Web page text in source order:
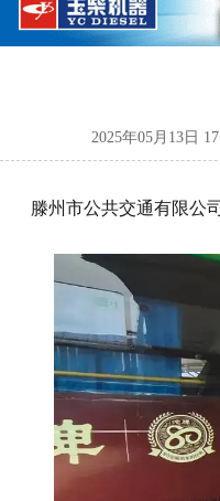
今日生效！新《安全
交通运输部、科学技
2025市民出行新方案
石河子市公交公司
宜昌公交春节滨江
传承张謇精神•厚植
交通运输部、科学技
2025年05月13日
滕州市公共交通有限公